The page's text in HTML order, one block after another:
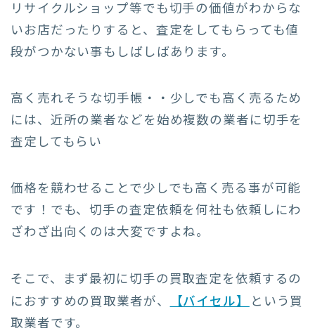
リサイクルショップ等でも切手の価値がわからな
いお店だったりすると、査定をしてもらっても値
段がつかない事もしばしばあります。
高く売れそうな切手帳・・少しでも高く売るため
には、近所の業者などを始め複数の業者に切手を
査定してもらい
価格を競わせることで少しでも高く売る事が可能
です！でも、切手の査定依頼を何社も依頼しにわ
ざわざ出向くのは大変ですよね。
そこで、まず最初に切手の買取査定を依頼するの
におすすめの買取業者が、
【バイセル】
という買
取業者です。